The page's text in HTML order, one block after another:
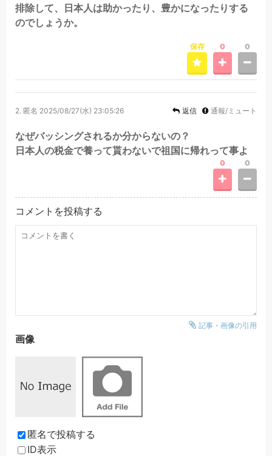
排除して、日本人は助かったり、豊かになったりする
のでしょうか。
保存 0 0
2. 匿名 2025/08/27(水) 23:05:26 返信 通報/ミュート
なぜバッシングされるか分からないの？
日本人の税金で養って貰わないで祖国に帰れって事よ
0 0
コメントを投稿する
記事・画像の引用
画像
匿名で投稿する
ID表示